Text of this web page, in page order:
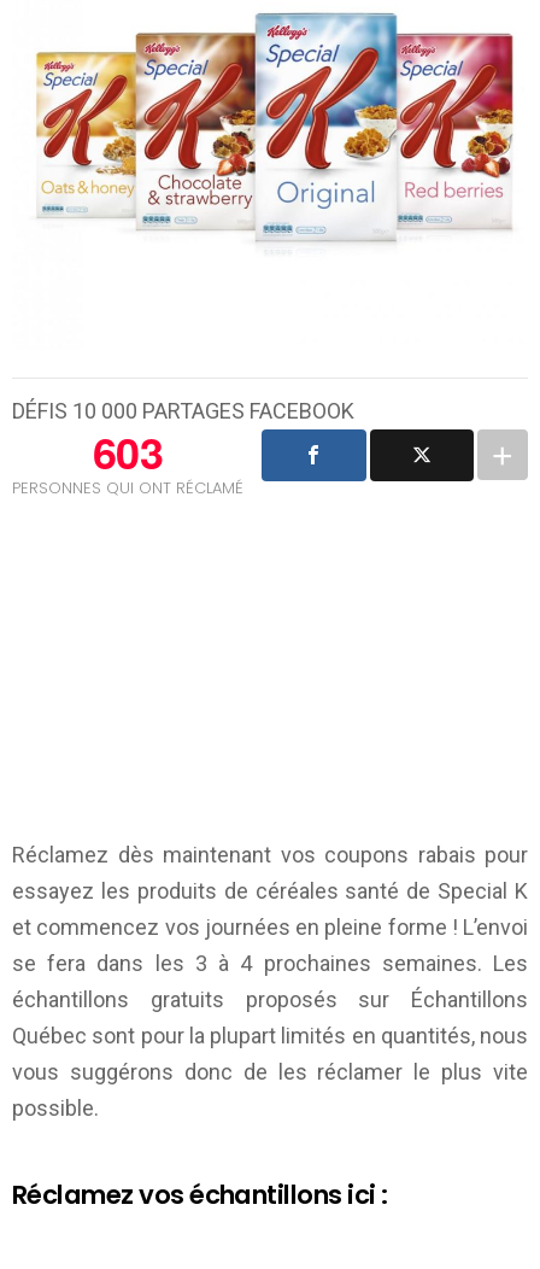
DÉFIS 10 000 PARTAGES FACEBOOK
603
PERSONNES QUI ONT RÉCLAMÉ
Réclamez dès maintenant vos coupons rabais pour
essayez les produits de céréales santé de Special K
et commencez vos journées en pleine forme ! L’envoi
se fera dans les 3 à 4 prochaines semaines. Les
échantillons gratuits proposés sur Échantillons
Québec sont pour la plupart limités en quantités, nous
vous suggérons donc de les réclamer le plus vite
possible.
Réclamez vos échantillons ici :